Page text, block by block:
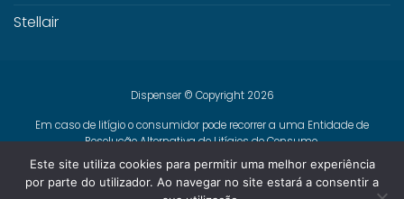
Stellair
Dispenser © Copyright 2026
Em caso de litígio o consumidor pode recorrer a uma Entidade de
Resolução Alternativa de Litígios de Consumo.
Centro de Arbitragem de Conflitos de Consumo de Lisboa
www.centroarbitragemlisboa.pt
Mais informações em Portal do
Consumidorwww.consumidor.pt
Este site utiliza cookies para permitir uma melhor experiência
por parte do utilizador. Ao navegar no site estará a consentir a